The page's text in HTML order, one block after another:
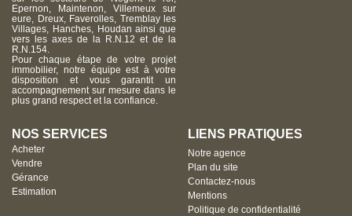
Epernon, Maintenon, Villemeux sur
eure, Dreux, Faverolles, Tremblay les
Villages, Hanches, Houdan ainsi que
vers les axes de la R.N.12 et de la
R.N.154.
Pour chaque étape de votre projet
immobilier, notre équipe est à votre
disposition et vous garantit un
accompagnement sur mesure dans le
plus grand respect et la confiance.
NOS SERVICES
Acheter
Vendre
Gérance
Estimation
LIENS PRATIQUES
Notre agence
Plan du site
Contactez-nous
Mentions
Politique de confidentialité